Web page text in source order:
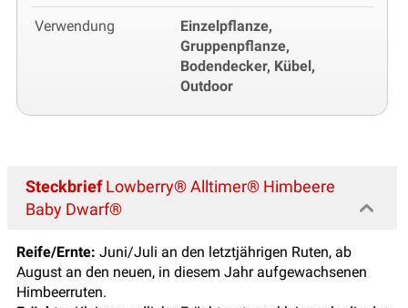
Verwendung
Einzelpflanze,
Gruppenpflanze,
Bodendecker, Kübel,
Outdoor
SteckbriefLowberry® Alltimer® Himbeere
Baby Dwarf®
Reife/Ernte: Juni/Juli an den letztjährigen Ruten, ab
August an den neuen, in diesem Jahr aufgewachsenen
Himbeerruten.